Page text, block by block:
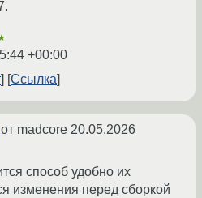
+00:00
Ссылка
от madcore 20.05.2026
способ удобно их
изменения перед сборкой